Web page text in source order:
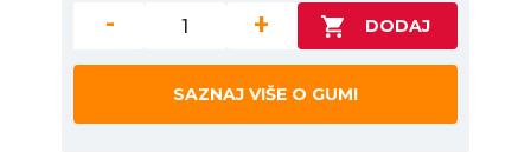
- +
SAZNAJ VIŠE O GUMI